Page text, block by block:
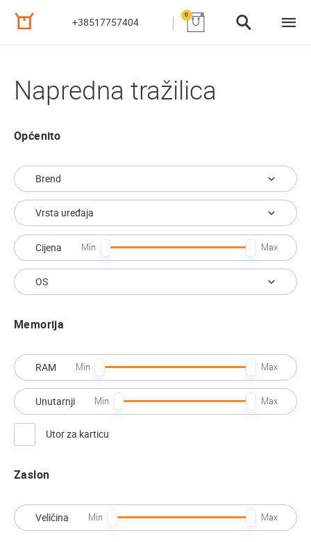
+38517757404
0
Napredna tražilica
Općenito
Brend
Vrsta uređaja
Cijena Min Max
OS
Memorija
RAM Min Max
Unutarnji Min Max
Utor za karticu
Zaslon
Veličina Min Max